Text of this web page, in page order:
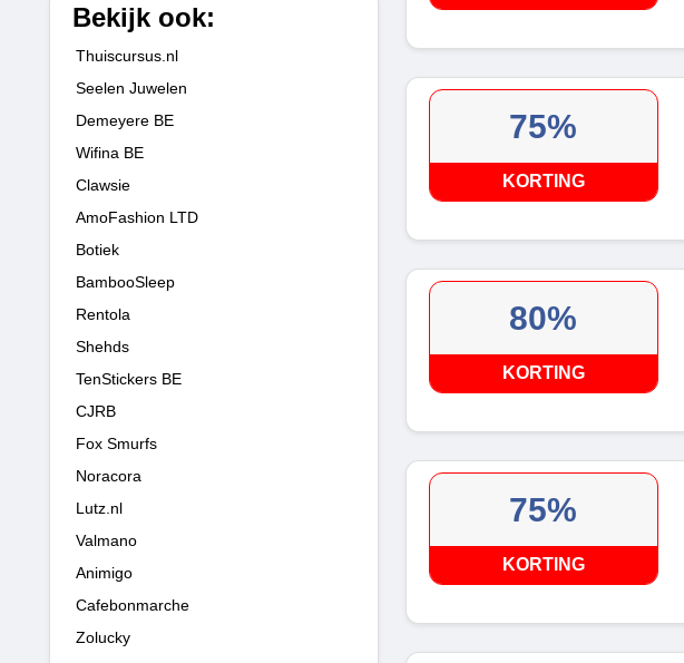
Bekijk ook:
Thuiscursus.nl
Seelen Juwelen
Demeyere BE
Wifina BE
Clawsie
AmoFashion LTD
Botiek
BambooSleep
Rentola
Shehds
TenStickers BE
CJRB
Fox Smurfs
Noracora
Lutz.nl
Valmano
Animigo
Cafebonmarche
Zolucky
75%
KORTING
80%
KORTING
75%
KORTING